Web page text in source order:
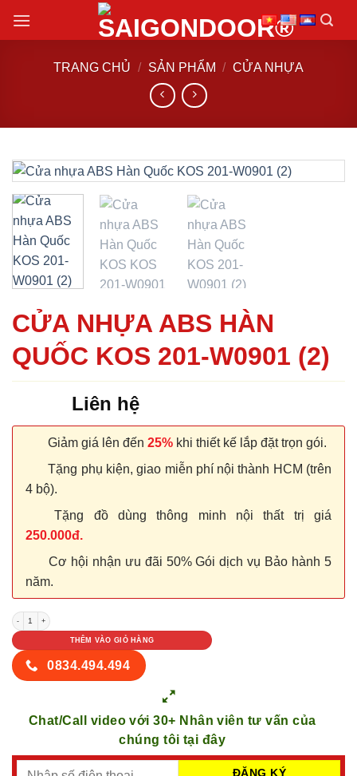
đến
TRANG CHỦ / SẢN PHẨM / CỬA NHỰA
CỬA NHỰA ABS HÀN
QUỐC KOS 201-W0901 (2)
Liên hệ
Giảm giá lên đến 25% khi thiết kế lắp đặt trọn gói.
Tặng phụ kiện, giao miễn phí nội thành HCM (trên
4 bộ).
Tặng đồ dùng thông minh nội thất trị giá
250.000đ.
Cơ hội nhận ưu đãi 50% Gói dịch vụ Bảo hành 5
năm.
CỬA NHỰA ABS HÀN QUỐC KOS 201-W0901 (2) số lượng
THÊM VÀO GIỎ HÀNG
0834.494.494
Chat/Call video với 30+ Nhân viên tư vấn của
chúng tôi tại đây